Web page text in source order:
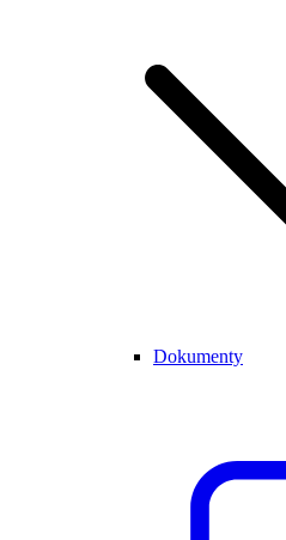
Dokumenty